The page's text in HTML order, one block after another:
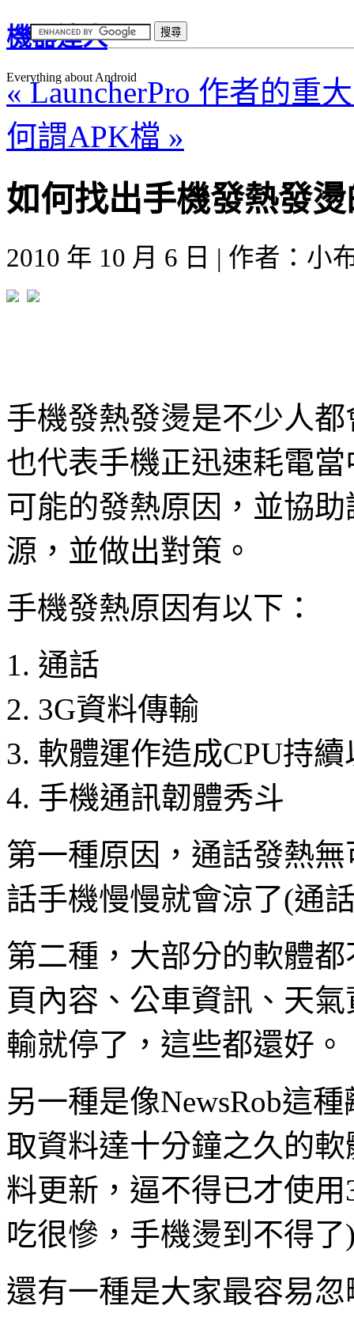
機器達人
Everything about Android
« LauncherPro 作者的重
何謂APK檔 »
如何找出手機發熱發
2010 年 10 月 6 日 | 作者：小
手機發熱發燙是不少人
也代表手機正迅速耗電
可能的發熱原因，並協
源，並做出對策。
手機發熱原因有以下：
通話
3G資料傳輸
軟體運作造成CPU持
手機通訊韌體秀斗
第一種原因，通話發熱
話手機慢慢就會涼了(通
第二種，大部分的軟體
頁內容、公車資訊、天
輸就停了，這些都還好。
另一種是像NewsRob這
取資料達十分鐘之久的
料更新，逼不得已才使
吃很慘，手機燙到不得了
還有一種是大家最容易